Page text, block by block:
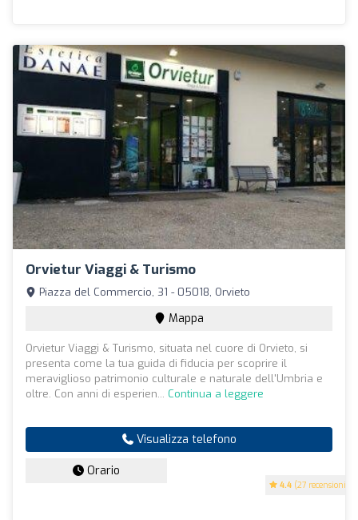
Orvietur Viaggi & Turismo
4.4 (27 recensioni)
Piazza del Commercio, 31 - 05018, Orvieto
Mappa
Orvietur Viaggi & Turismo, situata nel cuore di Orvieto, si
presenta come la tua guida di fiducia per scoprire il
meraviglioso patrimonio culturale e naturale dell'Umbria e
oltre. Con anni di esperien... Continua a leggere
Visualizza telefono
Orario